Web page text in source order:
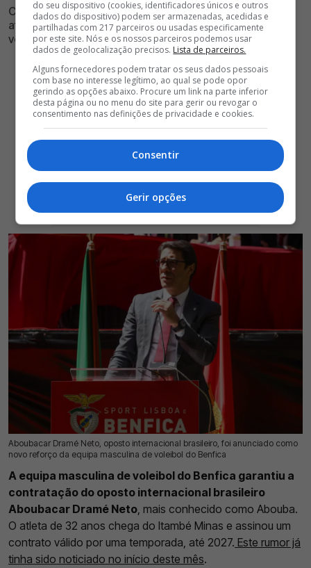
Clube vermelho e branco anunciou a contratação de
atleta com passagem pelo território francês, onde
venceu campeonato, taça e supertaça
Aboubacar Dramé Neto, oposto internacional brasileiro, foi anunciado como
novo reforço da equipa masculina de voleibol do Benfica
22 Jul 2026 | 17:25 | 0
A equipa masculina de voleibol do Benfica garantiu a
contratação do oposto internacional brasileiro
Aboubacar Dramé Neto, mais conhecido como Abouba.
O atleta de 32 anos chega do Itambé Minas e assinou um
contrato válido por uma temporada, até 2027. Este rumor já
tinha sido noticiado no início deste mês.
do seu dispositivo (cookies, identificadores únicos e outros
dados do dispositivo) podem ser armazenadas, acedidas e
partilhadas com 217 parceiros ou usadas especificamente
por este site. Nós e os nossos parceiros podemos usar
dados de geolocalização precisos. Lista de parceiros.
Alguns fornecedores podem tratar os seus dados pessoais
com base no interesse legítimo, ao qual se pode opor
gerindo as opções abaixo. Procure um link na parte inferior
desta página ou no menu do site para gerir ou revogar o
consentimento nas definições de privacidade e cookies.
Consentir
Gerir opções